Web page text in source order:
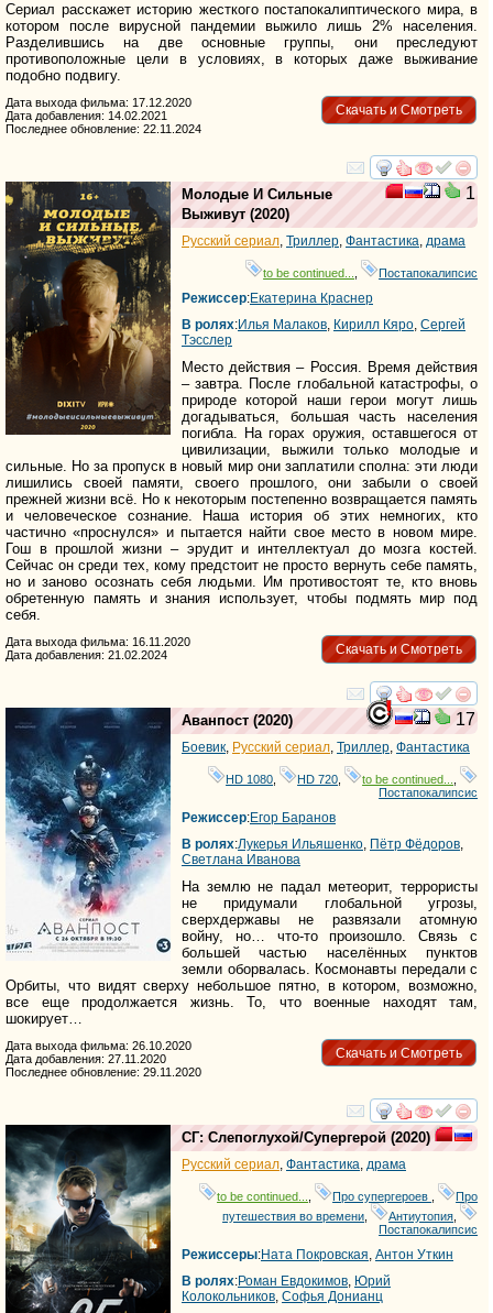
Сериал расскажет историю жесткого постапокалиптического мира, в
котором после вирусной пандемии выжило лишь 2% населения.
Разделившись на две основные группы, они преследуют
противоположные цели в условиях, в которых даже выживание
подобно подвигу.
Скачать и Смотреть
Дата выхода фильма: 17.12.2020
Дата добавления: 14.02.2021
Последнее обновление: 22.11.2024
смотреть
1
Молодые И Сильные
Выживут (2020)
Русский сериал, Триллер, Фантастика, драма
to be continued... Постапокалипсис
Режиссер:Екатерина Краснер
В ролях:Илья Малаков, Кирилл Кяро, Сергей
Тэсслер
Место действия – Россия. Время действия
– завтра. После глобальной катастрофы, о
природе которой наши герои могут лишь
догадываться, большая часть населения
погибла. На горах оружия, оставшегося от
цивилизации, выжили только молодые и
сильные. Но за пропуск в новый мир они заплатили сполна: эти люди
лишились своей памяти, своего прошлого, они забыли о своей
прежней жизни всё. Но к некоторым постепенно возвращается память
и человеческое сознание. Наша история об этих немногих, кто
частично «проснулся» и пытается найти свое место в новом мире.
Гош в прошлой жизни – эрудит и интеллектуал до мозга костей.
Сейчас он среди тех, кому предстоит не просто вернуть себе память,
но и заново осознать себя людьми. Им противостоят те, кто вновь
обретенную память и знания использует, чтобы подмять мир под
себя.
Скачать и Смотреть
Дата выхода фильма: 16.11.2020
Дата добавления: 21.02.2024
смотреть
на
фильм
для
вашего
региона
17
Аванпост (2020)
Боевик, Русский сериал, Триллер, Фантастика
HD 1080 HD 720 to be continued...
Постапокалипсис
Режиссер:Егор Баранов
В ролях:Лукерья Ильяшенко, Пётр Фёдоров,
Светлана Иванова
На землю не падал метеорит, террористы
не придумали глобальной угрозы,
сверхдержавы не развязали атомную
войну, но… что-то произошло. Связь с
большей частью населённых пунктов
земли оборвалась. Космонавты передали с
Орбиты, что видят сверху небольшое пятно, в котором, возможно,
все еще продолжается жизнь. То, что военные находят там,
шокирует…
Скачать и Смотреть
Дата выхода фильма: 26.10.2020
Дата добавления: 27.11.2020
Последнее обновление: 29.11.2020
смотреть
СГ: Слепоглухой/Супергерой (2020)
Русский сериал Фантастика драма
to be continued... Про супергероев
Про
путешествия во времени
Антиутопия
Постапокалипсис
Режиссеры:Ната Покровская Антон Уткин
В ролях:Роман Евдокимов Юрий
Колокольников Софья Донианц